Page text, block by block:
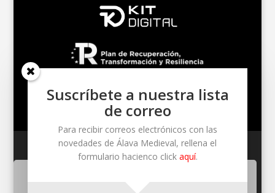
Un proyecto de Kultur Soleil S. Coop. – Cerro de
Estíbaliz S/N – 01193 (Santuario de Estíbaliz)
Suscríbete a nuestra lista
de correo
Para recibir correos electrónicos con las
novedades de Álava Medieval, rellena el
formulario hacienco click aquí.